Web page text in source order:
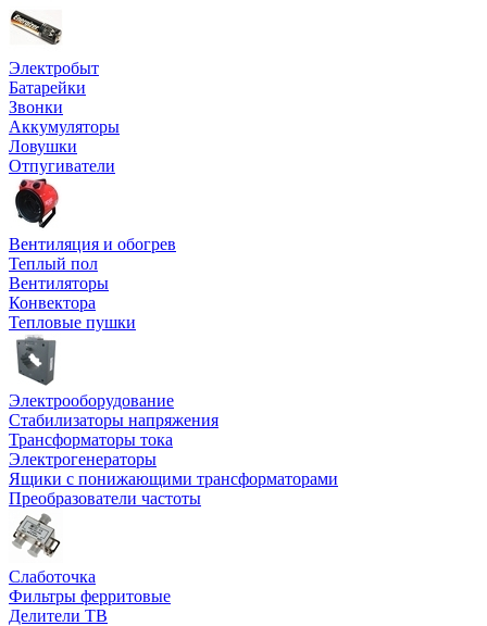
Электробыт
Батарейки
Звонки
Аккумуляторы
Ловушки
Отпугиватели
Вентиляция и обогрев
Теплый пол
Вентиляторы
Конвектора
Тепловые пушки
Электрооборудование
Стабилизаторы напряжения
Трансформаторы тока
Электрогенераторы
Ящики с понижающими трансформаторами
Преобразователи частоты
Слаботочка
Фильтры ферритовые
Делители ТВ